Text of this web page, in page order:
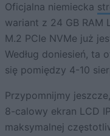
Oficjalna niemiecka
wariant z 24 GB RAM
M.2 PCIe NVMe już
Według doniesień, ta
się pomiędzy 4-10
Przypomnijmy
8-calowy ekran LCD
maksymalnej